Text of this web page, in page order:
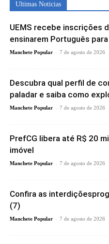
Ultimas Noticias
UEMS recebe inscrições
ensinarem Português
Manchete Popular - 7 de agosto de 2026
Descubra qual perfil de
paladar e saiba como
Manchete Popular - 7 de agosto de 2026
PrefCG libera até R$ 20
imóvel
Manchete Popular - 7 de agosto de 2026
Confira as
(7)
Manchete Popular - 7 de agosto de 2026